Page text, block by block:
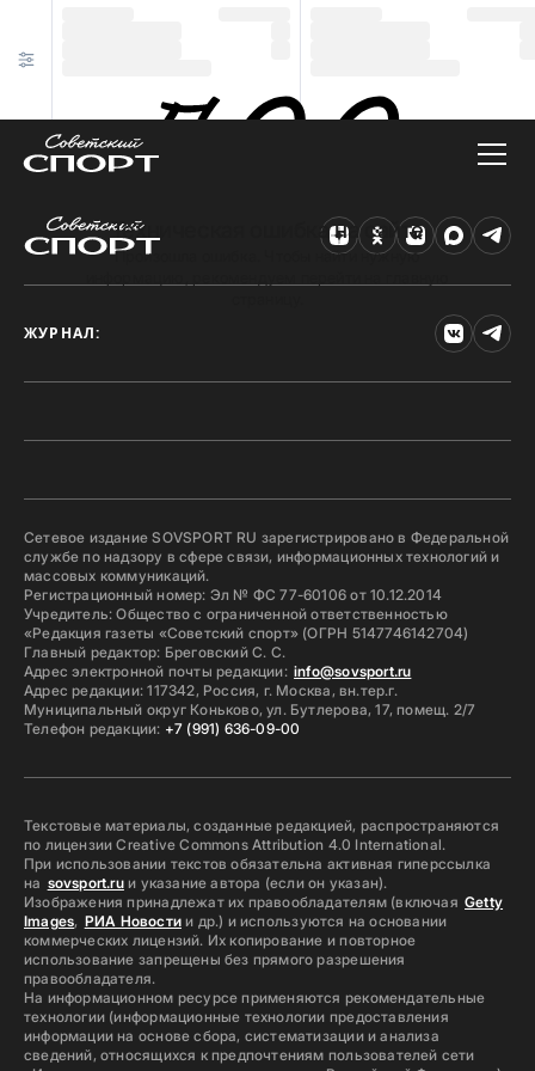
Техническая ошибка на сайте
Произошла ошибка. Чтобы найти нужную
ЖУРНАЛ:
Сетевое издание SOVSPORT RU зарегистрировано в Федеральной
службе по надзору в сфере связи, информационных технологий и
массовых коммуникаций.
Регистрационный номер: Эл № ФС 77-60106 от 10.12.2014
Учредитель: Общество с ограниченной ответственностью
«Редакция газеты «Советский спорт» (ОГРН 5147746142704)
Главный редактор: Бреговский С. С.
Адрес электронной почты редакции: info@sovsport.ru
Адрес редакции: 117342, Россия, г. Москва, вн.тер.г.
Муниципальный округ Коньково, ул. Бутлерова, 17, помещ. 2/7
Телефон редакции: +7 (991) 636-09-00
Текстовые материалы, созданные редакцией, распространяются
по лицензии Creative Commons Attribution 4.0 International.
При использовании текстов обязательна активная гиперссылка
на sovsport.ruи указание автора (если он указан).
Изображения принадлежат их правообладателям (включая Getty
Images, РИА Новостии др.) и используются на основании
коммерческих лицензий. Их копирование и повторное
использование запрещены без прямого разрешения
правообладателя.
На информационном ресурсе применяются рекомендательные
технологии (информационные технологии предоставления
информации на основе сбора, систематизации и анализа
сведений, относящихся к предпочтениям пользователей сети